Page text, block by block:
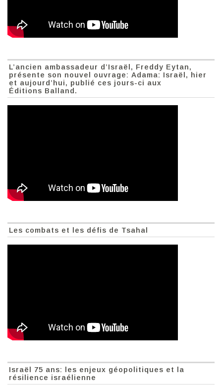
L’ancien ambassadeur d’Israël, Freddy Eytan,
présente son nouvel ouvrage: Adama: Israël, hier
et aujourd’hui, publié ces jours-ci aux
Éditions Balland.
Les combats et les défis de Tsahal
Israël 75 ans: les enjeux géopolitiques et la
résilience israélienne